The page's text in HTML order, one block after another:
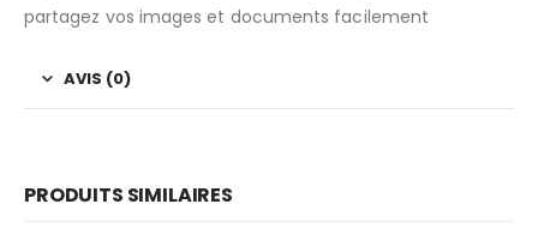
partagez vos images et documents facilement
AVIS (0)
PRODUITS SIMILAIRES